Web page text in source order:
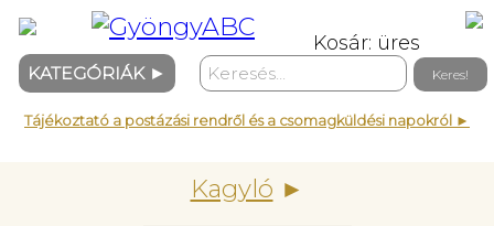
Kosár: üres
KATEGÓRIÁK►
Tájékoztató a postázási rendről és a csomagküldési napokról ►
Kagyló ►